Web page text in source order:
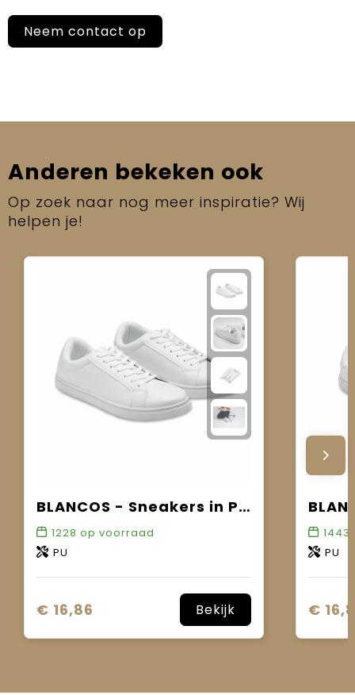
Neem contact op
Anderen bekeken ook
Op zoek naar nog meer inspiratie? Wij
helpen je!
BLANCOS - Sneakers in PU maat 42
1228 op voorraad
PU
€ 16,86 Bekijk
1443
PU
€